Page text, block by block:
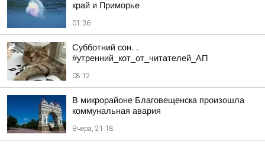
край и Приморье
01:36
Субботний сон. .
#утренний_кот_от_читателей_АП
08:12
В микрорайоне Благовещенска произошла
коммунальная авария
Вчера, 21:18